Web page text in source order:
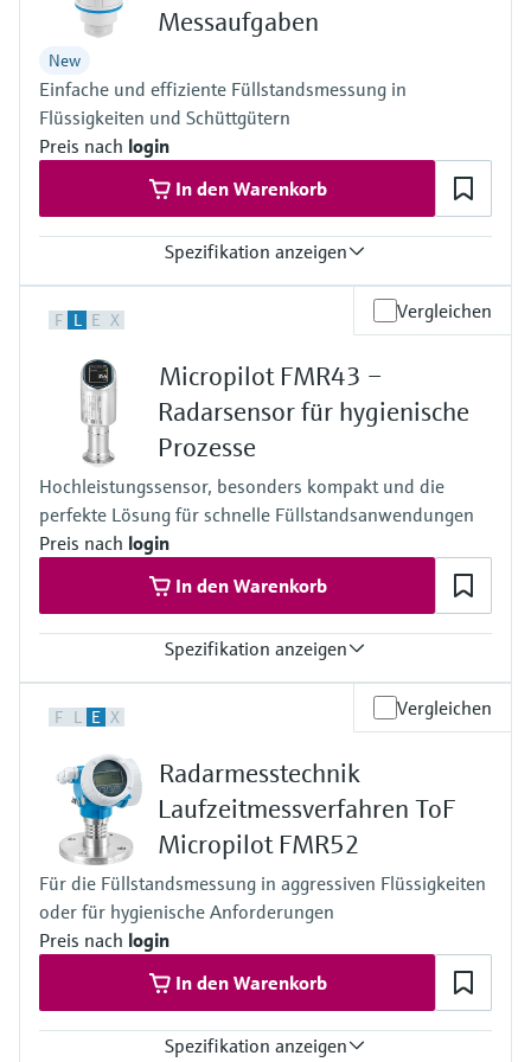
-1…3 bar
Max. Messdistanz
30m
Prozessseitige Hauptmaterialien
PVDF, PBT/PC
Messaufgaben
New
Einfache und effiziente Füllstandsmessung in
Flüssigkeiten und Schüttgütern
Preis nach login
In den Warenkorb
Spezifikation anzeigen
Flüssigkeiten: +/- 2 mm
Prozesstemperatur
-40…+80°C
Prozessdruck / max. Überlastdruck
-1…3 bar
Max. Messdistanz
40mm: 20m
80mm: 30m
Prozessseitige Hauptmaterialien
PVDF, PBT/PC
F L E X Vergleichen
Micropilot FMR43 –
Radarsensor für hygienische
Prozesse
Hochleistungssensor, besonders kompakt und die
perfekte Lösung für schnelle Füllstandsanwendungen
Preis nach login
In den Warenkorb
Spezifikation anzeigen
+/-1 mm
-40 to +150 °C
Prozessdruck / max. Überlastdruck
-1 to +20 bar
Max. Messdistanz
15 m
Prozessseitige Hauptmaterialien
PEEK
PTFE
316L (für Gewindevarianten)
F L E X Vergleichen
Radarmesstechnik
Laufzeitmessverfahren ToF
Micropilot FMR52
Für die Füllstandsmessung in aggressiven Flüssigkeiten
oder für hygienische Anforderungen
Preis nach login
In den Warenkorb
Spezifikation anzeigen